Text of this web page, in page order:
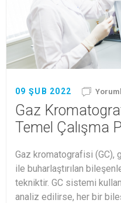
09 ŞUB 2022
Gaz
Temel Çalışma
Gaz kromatografisi (GC),
ile buharlaştırılan
tekniktir. GC sistemi
analiz edilirse, her bir